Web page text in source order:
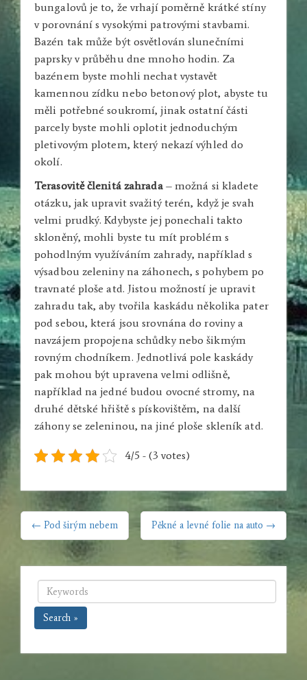
bungalovů je to, že vrhají poměrně krátké stíny
v porovnání s vysokými patrovými stavbami.
Bazén tak může být osvětlován slunečními
paprsky v průběhu dne mnoho hodin. Za
bazénem byste mohli nechat vystavět
kamennou zídku nebo betonový plot, abyste tu
měli potřebné soukromí, jinak ostatní části
parcely byste mohli oplotit jednoduchým
pletivovým plotem, který nekazí výhled do
okolí.
Terasovitě členitá zahrada– možná si kladete
otázku, jak upravit svažitý terén, když je svah
velmi prudký. Kdybyste jej ponechali takto
skloněný, mohli byste tu mít problém s
pohodlným využíváním zahrady, například s
výsadbou zeleniny na záhonech, s pohybem po
travnaté ploše atd. Jistou možností je upravit
zahradu tak, aby tvořila kaskádu několika pater
pod sebou, která jsou srovnána do roviny a
navzájem propojena schůdky nebo šikmým
rovným chodníkem. Jednotlivá pole kaskády
pak mohou být upravena velmi odlišně,
například na jedné budou ovocné stromy, na
druhé dětské hřiště s pískovištěm, na další
záhony se zeleninou, na jiné ploše skleník atd.
4/5 - (3 votes)
NAVIGACE
PRO
PŘÍSPĚVEK
← Pod širým nebem Pěkné a levné folie na auto →
Search »